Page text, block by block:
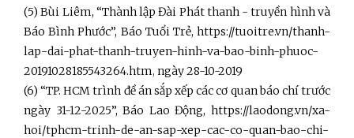
(5) Bùi Liêm, “Thành lập Đài Phát thanh - truyền hình và
Báo Bình Phước”, Báo Tuổi Trẻ, https://tuoitre.vn/thanh-
lap-dai-phat-thanh-truyen-hinh-va-bao-binh-phuoc-
20191028185543264.htm, ngày 28-10-2019
(6) “TP. HCM trình đề án sắp xếp các cơ quan báo chí trước
ngày 31-12-2025”, Báo Lao Động, https://laodong.vn/xa-
hoi/tphcm-trinh-de-an-sap-xep-cac-co-quan-bao-chi-